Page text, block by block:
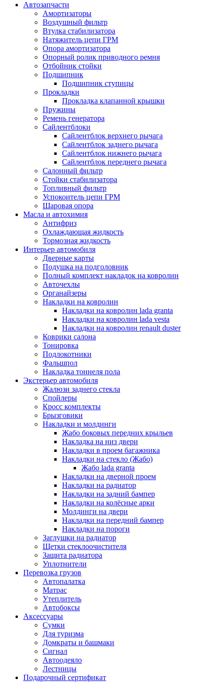
Автозапчасти
Амортизаторы
Воздушный фильтр
Втулка стабилизатора
Натяжитель цепи ГРМ
Опора амортизатора
Опорный ролик приводного ремня
Отбойник стойки
Подшипник
Подшипник ступицы
Прокладки
Прокладка клапанной крышки
Пружины
Ремень генератора
Сайлентблоки
Сайлентблок верхнего рычага
Сайлентблок заднего рычага
Сайлентблок нижнего рычага
Сайлентблок переднего рычага
Салонный фильтр
Стойки стабилизатора
Топливный фильтр
Успокоитель цепи ГРМ
Шаровая опора
Масла и автохимия
Антифриз
Охлаждающая жидкость
Тормозная жидкость
Интерьер автомобиля
Дверные карты
Подушка на подголовник
Полный комплект накладок на ковролин
Авточехлы
Органайзеры
Накладки на ковролин
Накладки на ковролин lada granta
Накладки на ковролин lada vesta
Накладки на ковролин renault duster
Коврики салона
Тонировка
Подлокотники
Фальшпол
Накладка тоннеля пола
Экстерьер автомобиля
Жалюзи заднего стекла
Спойлеры
Кросс комплекты
Брызговики
Накладки и молдинги
Жабо боковых передних крыльев
Накладка на низ двери
Накладки в проем багажника
Накладки на стекло (Жабо)
Жабо lada granta
Накладки на дверной проем
Накладки на радиатор
Накладки на задний бампер
Накладки на колёсные арки
Молдинги на двери
Накладки на передний бампер
Накладки на пороги
Заглушки на радиатор
Щетки стеклоочистителя
Защита радиатора
Уплотнители
Перевозка грузов
Автопалатка
Матрас
Утеплитель
Автобоксы
Аксессуары
Сумки
Для туризма
Домкраты и башмаки
Сигнал
Автоодеяло
Лестницы
Подарочный сертификат